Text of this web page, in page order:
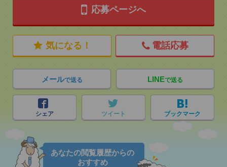
応募ページへ
気になる！ 電話応募
メールで送る LINEで送る
シェア ツイート ブックマーク
あなたの閲覧履歴からの
おすすめ